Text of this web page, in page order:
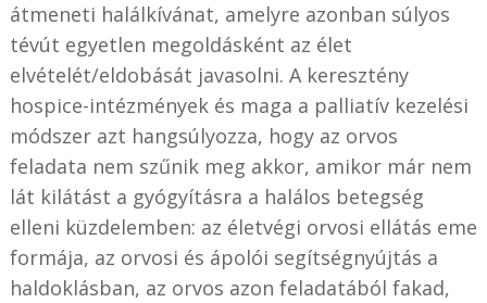
átmeneti halálkívánat, amelyre azonban súlyos
tévút egyetlen megoldásként az élet
elvételét/eldobását javasolni. A keresztény
hospice-intézmények és maga a palliatív kezelési
módszer azt hangsúlyozza, hogy az orvos
feladata nem szűnik meg akkor, amikor már nem
lát kilátást a gyógyításra a halálos betegség
elleni küzdelemben: az életvégi orvosi ellátás eme
formája, az orvosi és ápolói segítségnyújtás a
haldoklásban, az orvos azon feladatából fakad,